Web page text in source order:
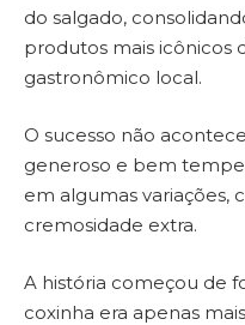
do salgado,
produtos mais icônicos
gastronômico local.
O sucesso não
generoso e bem
em algumas variações,
cremosidade extra.
A história começou de
coxinha era apenas